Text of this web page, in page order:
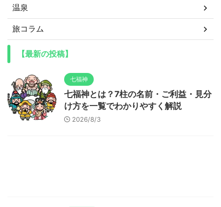
温泉
旅コラム
【最新の投稿】
七福神
七福神とは？7柱の名前・ご利益・見分
け方を一覧でわかりやすく解説
2026/8/3